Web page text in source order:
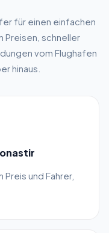
für einen einfachen
Preisen, schneller
vom Flughafen
hinaus.
und Fahrer,